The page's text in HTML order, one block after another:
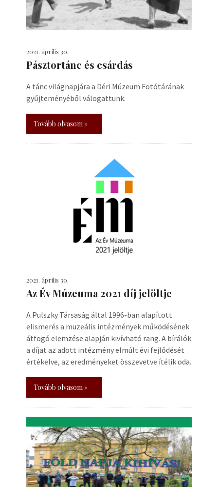
2021. április 30.
Pásztortánc és csárdás
A tánc világnapjára a Déri Múzeum Fotótárának
gyűjteményéből válogattunk.
Tovább olvasom »
2021. április 30.
Az Év Múzeuma 2021 díj jelöltje
A Pulszky Társaság által 1996-ban alapított
elismerés a muzeális intézmények működésének
átfogó elemzése alapján kivívható rang. A bírálók
a díjat az adott intézmény elmúlt évi fejlődését
értékelve, az eredményeket összevetve ítélik oda.
Tovább olvasom »